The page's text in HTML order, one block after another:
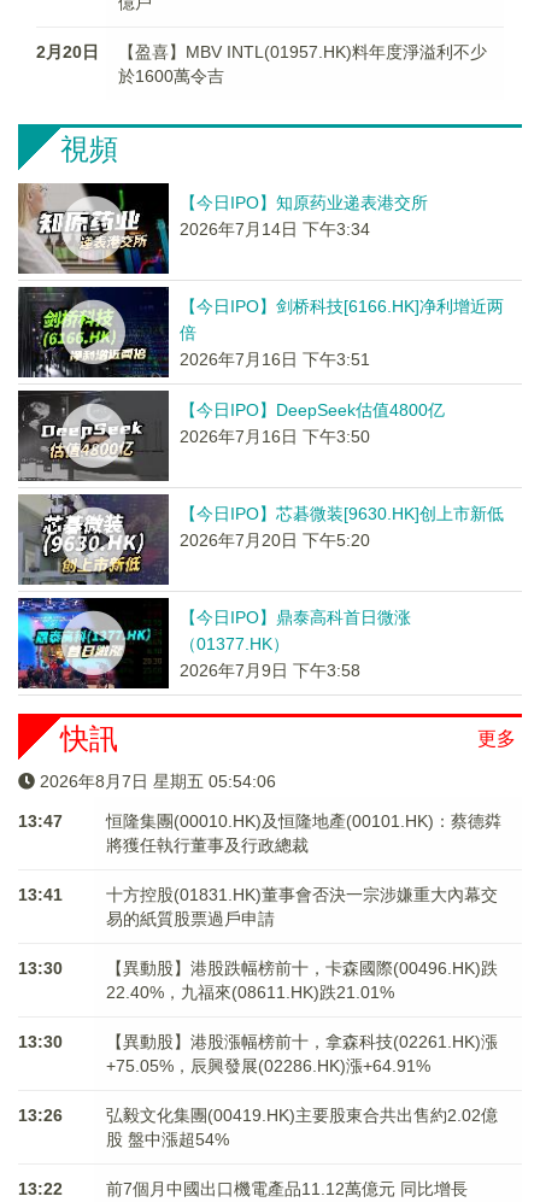
2月20日
【盈喜】MBV INTL(01957.HK)料年度淨溢利不少
於1600萬令吉
視頻
【今日IPO】知原药业递表港交所
2026年7月14日 下午3:34
【今日IPO】剑桥科技[6166.HK]净利增近两
倍
2026年7月16日 下午3:51
【今日IPO】DeepSeek估值4800亿
2026年7月16日 下午3:50
【今日IPO】芯碁微装[9630.HK]创上市新低
2026年7月20日 下午5:20
【今日IPO】鼎泰高科首日微涨
（01377.HK）
2026年7月9日 下午3:58
更多
快訊
2026年8月7日 星期五 05:54:06
13:47
恒隆集團(00010.HK)及恒隆地產(00101.HK)：蔡德粦
將獲任執行董事及行政總裁
13:41
十方控股(01831.HK)董事會否決一宗涉嫌重大內幕交
易的紙質股票過戶申請
13:30
【異動股】港股跌幅榜前十，卡森國際(00496.HK)跌
22.40%，九福來(08611.HK)跌21.01%
13:30
【異動股】港股漲幅榜前十，拿森科技(02261.HK)漲
+75.05%，辰興發展(02286.HK)漲+64.91%
13:26
弘毅文化集團(00419.HK)主要股東合共出售約2.02億
股 盤中漲超54%
13:22
前7個月中國出口機電產品11.12萬億元 同比增長